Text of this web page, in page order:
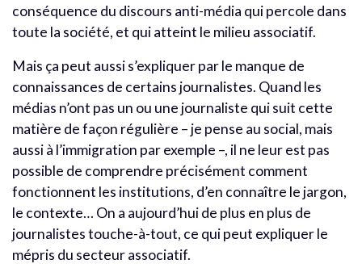
conséquence du discours anti-média qui percole dans
toute la société, et qui atteint le milieu associatif.
Mais ça peut aussi s’expliquer par le manque de
connaissances de certains journalistes. Quand les
médias n’ont pas un ou une journaliste qui suit cette
matière de façon régulière – je pense au social, mais
aussi à l’immigration par exemple –, il ne leur est pas
possible de comprendre précisément comment
fonctionnent les institutions, d’en connaître le jargon,
le contexte… On a aujourd’hui de plus en plus de
journalistes touche-à-tout, ce qui peut expliquer le
mépris du secteur associatif.